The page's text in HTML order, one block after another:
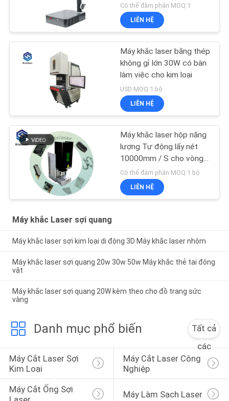
Có thể đàm phán MOQ:1
LIÊN HỆ
Máy khắc laser bằng thép
không gỉ lớn 30W có bàn
làm việc cho kim loại
USD MOQ:1 bộ
LIÊN HỆ
Máy khắc laser hộp năng
lượng Tự động lấy nét
10000mm / S cho vòng
trang sức
Có thể đàm phán MOQ:1 bộ
LIÊN HỆ
Máy khắc Laser sợi quang
Máy khắc laser sợi kim loại di động 3D Máy khắc laser nhôm
Máy khắc laser sợi quang 20w 30w 50w Máy ​​khắc thẻ tai động
vật
Máy khắc laser sợi quang 20W kèm theo cho đồ trang sức
vàng
Danh mục phổ biến
Tất cả
các
Máy Cắt Laser Sợi
Kim Loại
Máy Cắt Laser Công
Nghiệp
Máy Cắt Ống Sợi
Máy Làm Sạch Laser